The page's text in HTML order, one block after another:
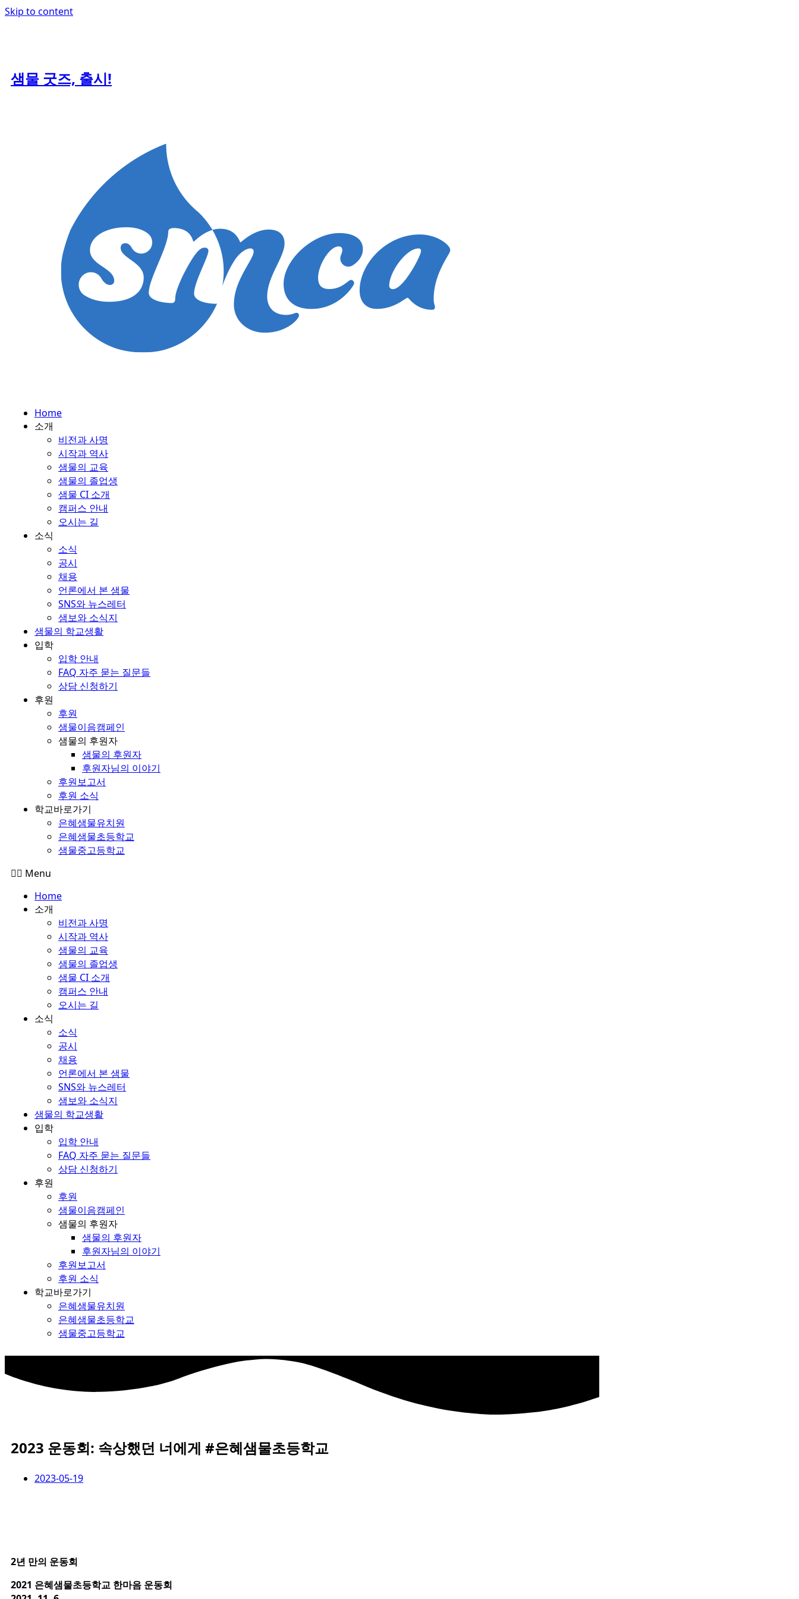
Skip to content
샘물 굿즈, 출시!
Home
소개
비전과 사명
시작과 역사
샘물의 교육
샘물의 졸업생
샘물 CI 소개
캠퍼스 안내
오시는 길
소식
소식
공시
채용
언론에서 본 샘물
SNS와 뉴스레터
샘보와 소식지
샘물의 학교생활
입학
입학 안내
FAQ 자주 묻는 질문들
상담 신청하기
후원
후원
샘물이음캠페인
샘물의 후원자
샘물의 후원자
후원자님의 이야기
후원보고서
후원 소식
학교바로가기
은혜샘물유치원
은혜샘물초등학교
샘물중고등학교
Menu
Home
소개
비전과 사명
시작과 역사
샘물의 교육
샘물의 졸업생
샘물 CI 소개
캠퍼스 안내
오시는 길
소식
소식
공시
채용
언론에서 본 샘물
SNS와 뉴스레터
샘보와 소식지
샘물의 학교생활
입학
입학 안내
FAQ 자주 묻는 질문들
상담 신청하기
후원
후원
샘물이음캠페인
샘물의 후원자
샘물의 후원자
후원자님의 이야기
후원보고서
후원 소식
학교바로가기
은혜샘물유치원
은혜샘물초등학교
샘물중고등학교
2023 운동회: 속상했던 너에게 #은혜샘물초등학교
2023-05-19
2년 만의 운동회
2021 은혜샘물초등학교 한마음 운동회